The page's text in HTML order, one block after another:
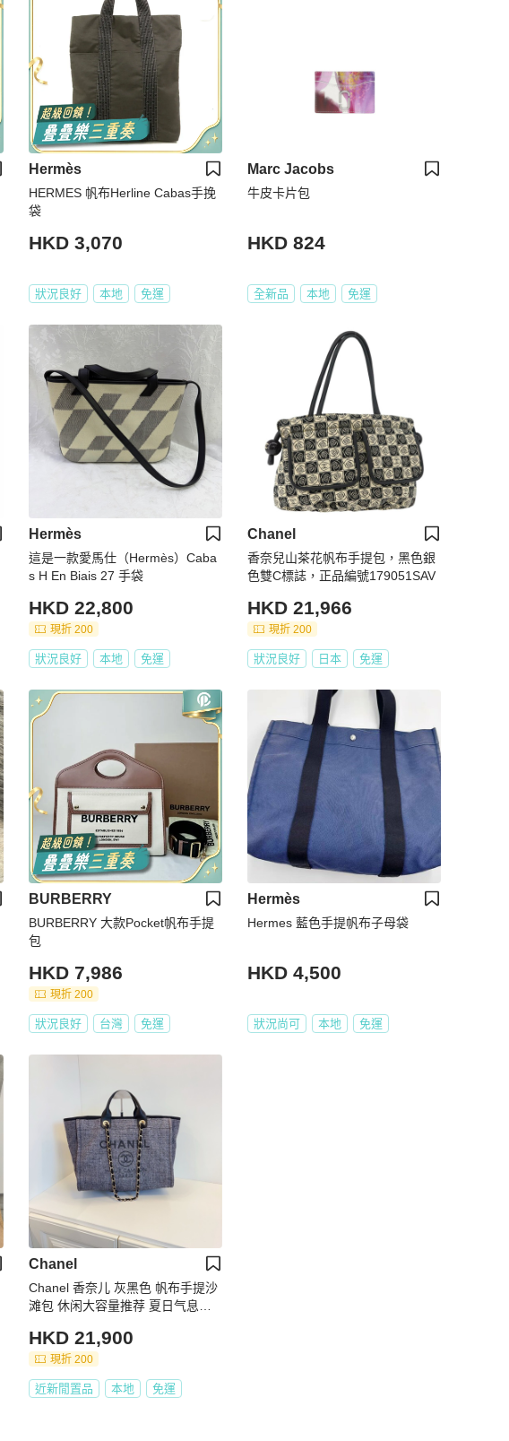
Hermès
HERMES 帆布Herline Cabas手挽
袋
HKD 3,070
狀況良好 本地 免運
Marc Jacobs
牛皮卡片包
HKD 824
全新品 本地 免運
Hermès
這是一款愛馬仕（Hermès）Caba
s H En Biais 27 手袋
HKD 22,800
現折 200
狀況良好 本地 免運
Chanel
香奈兒山茶花帆布手提包，黑色銀
色雙C標誌，正品編號179051SAV
HKD 21,966
現折 200
狀況良好 日本 免運
BURBERRY
BURBERRY 大款Pocket帆布手提
包
HKD 7,986
現折 200
狀況良好 台灣 免運
Hermès
Hermes 藍色手提帆布子母袋
HKD 4,500
狀況尚可 本地 免運
Chanel
Chanel 香奈儿 灰黑色 帆布手提沙
滩包 休闲大容量推荐 夏日气息浓
*18
HKD 21,900
現折 200
近新閒置品 本地 免運